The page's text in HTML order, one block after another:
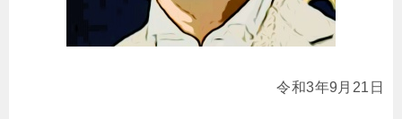
令和3年9月21日